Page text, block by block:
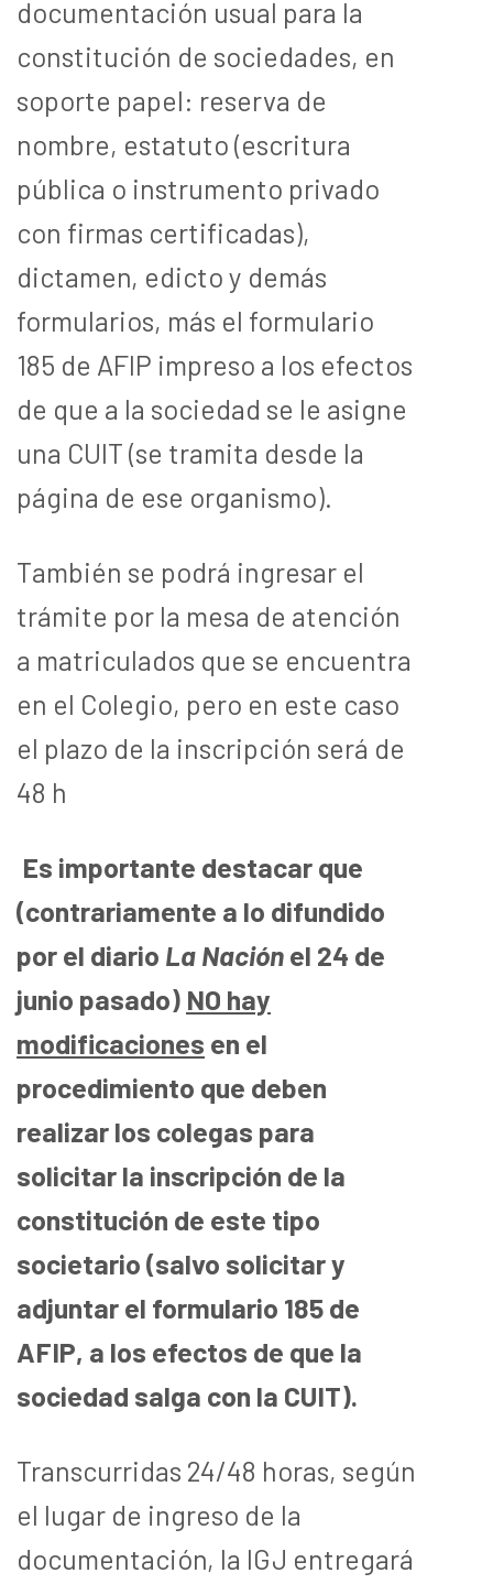
documentación usual para la
constitución de sociedades, en
soporte papel: reserva de
nombre, estatuto (escritura
pública o instrumento privado
con firmas certificadas),
dictamen, edicto y demás
formularios, más el formulario
185 de AFIP impreso a los efectos
de que a la sociedad se le asigne
una CUIT (se tramita desde la
página de ese organismo).
También se podrá ingresar el
trámite por la mesa de atención
a matriculados que se encuentra
en el Colegio, pero en este caso
el plazo de la inscripción será de
48 h
Es importante destacar que
(contrariamente a lo difundido
por el diario La Nación el 24 de
junio pasado) NO hay
modificaciones en el
procedimiento que deben
realizar los colegas para
solicitar la inscripción de la
constitución de este tipo
societario (salvo solicitar y
adjuntar el formulario 185 de
AFIP, a los efectos de que la
sociedad salga con la CUIT).
Transcurridas 24/48 horas, según
el lugar de ingreso de la
documentación, la IGJ entregará